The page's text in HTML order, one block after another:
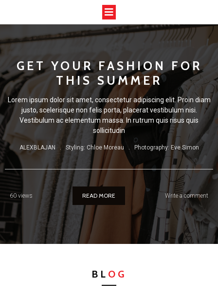
GET YOUR FASHION FOR
THIS SUMMER
Lorem ipsum dolor sit amet, consectetur adipiscing elit. Proin diam
justo, scelerisque non felis porta, placerat vestibulum nisi.
Vestibulum ac elementum massa. In rutrum quis risus quis
sollicitudin
ALEXBLAJAN . Styling: Chloe Moreau . Photography: Eve Simon
60 views READ MORE Write a comment
BL OG